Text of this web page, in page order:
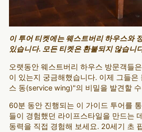
이 투어 티켓에는 웨스트버리 하우스와
있습니다. 모든 티켓은 환불되지 않습니
오랫동안 웨스트버리 하우스 방문객들
이 있는지 궁금해했습니다. 이제 그들은
스 동(service wing)"의 비밀을 발견할
60분 동안 진행되는 이 가이드 투어를
들이 경험했던 라이프스타일을 만드는
동력을 직접 경험해 보세요. 20세기 초